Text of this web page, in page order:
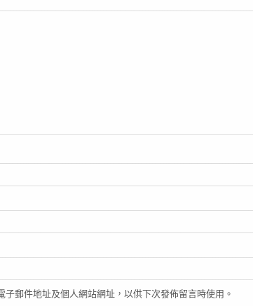
子郵件地址及個人網站網址，以供下次發佈留言時使用。